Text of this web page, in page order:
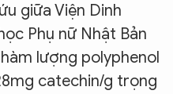
giữa Viện Dinh
Phụ nữ Nhật Bản
lượng polyphenol
catechin/g trọng